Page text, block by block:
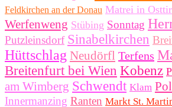
Feldkirchen an der Donau Matrei in
Werfenweng Stübing Sonntag
Putzleinsdorf Sinabelkirchen
Hüttschlag Neudörfl Terfens
Breitenfurt bei Wien Kobenz
am Wimberg Schwendt Klam
Innermanzing Ranten Markt St.